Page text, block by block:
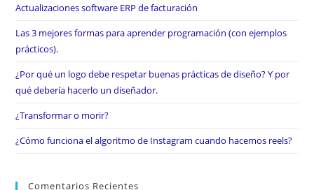
Actualizaciones software ERP de facturación
Las 3 mejores formas para aprender programación (con ejemplos
prácticos).
¿Por qué un logo debe respetar buenas prácticas de diseño? Y por
qué debería hacerlo un diseñador.
¿Transformar o morir?
¿Cómo funciona el algoritmo de Instagram cuando hacemos reels?
Comentarios Recientes